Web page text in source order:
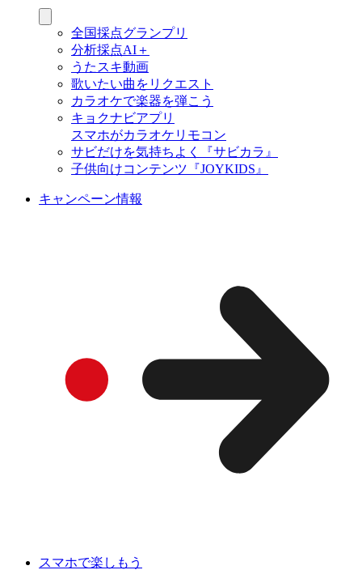
全国採点グランプリ
分析採点AI＋
うたスキ動画
歌いたい曲をリクエスト
カラオケで楽器を弾こう
キョクナビアプリ
スマホがカラオケリモコン
サビだけを気持ちよく『サビカラ』
子供向けコンテンツ『JOYKIDS』
キャンペーン情報
スマホで楽しもう